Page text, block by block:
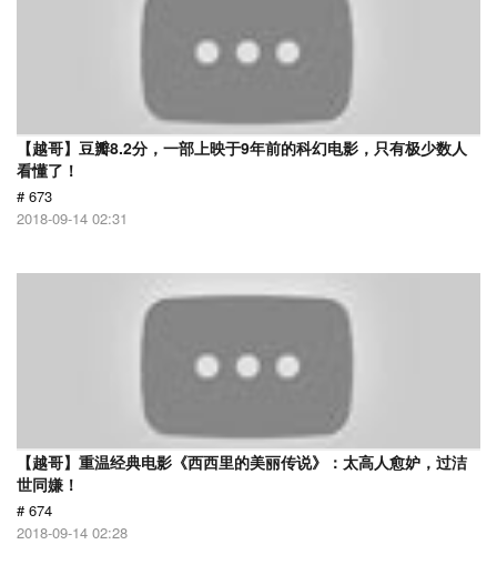
【越哥】豆瓣8.2分，一部上映于9年前的科幻电影，只有极少数人
看懂了！
# 673
2018-09-14 02:31
【越哥】重温经典电影《西西里的美丽传说》：太高人愈妒，过洁
世同嫌！
# 674
2018-09-14 02:28